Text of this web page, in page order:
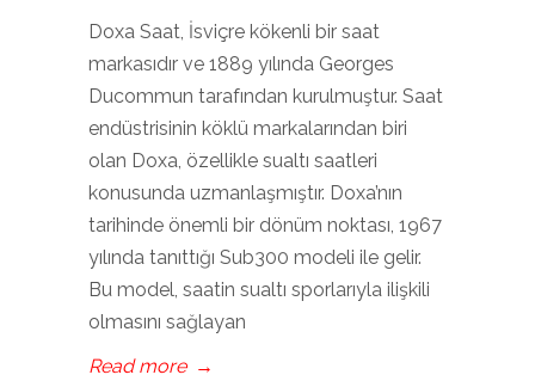
Doxa Saat, İsviçre kökenli bir saat
markasıdır ve 1889 yılında Georges
Ducommun tarafından kurulmuştur. Saat
endüstrisinin köklü markalarından biri
olan Doxa, özellikle sualtı saatleri
konusunda uzmanlaşmıştır. Doxa’nın
tarihinde önemli bir dönüm noktası, 1967
yılında tanıttığı Sub300 modeli ile gelir.
Bu model, saatin sualtı sporlarıyla ilişkili
olmasını sağlayan
Read more →